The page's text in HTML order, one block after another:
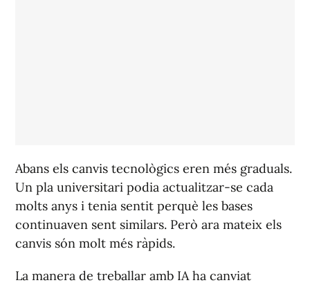
Abans els canvis tecnològics eren més graduals.
Un pla universitari podia actualitzar-se cada
molts anys i tenia sentit perquè les bases
continuaven sent similars. Però ara mateix els
canvis són molt més ràpids.
La manera de treballar amb IA ha canviat